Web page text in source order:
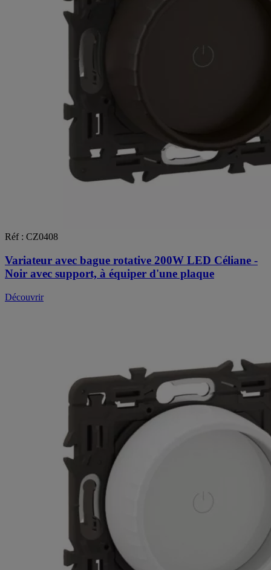
Réf : CZ0408
Variateur avec bague rotative 200W LED Céliane -
Noir avec support, à équiper d'une plaque
Découvrir